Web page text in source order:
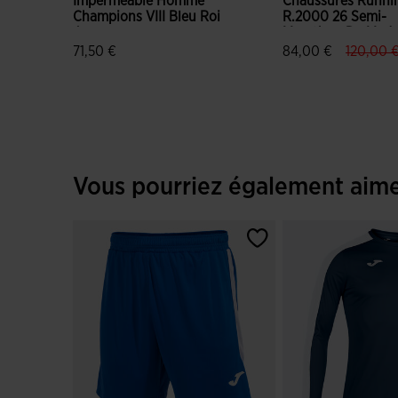
Champions VIII Bleu Roi
71,50 €
R.2000 26 Semi-
Unisexe Vert Bleu
84,00 € 120,00
Vous pourriez également